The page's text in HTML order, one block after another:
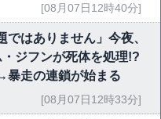
[08月07日12時40分]
ではありません」今夜、
ジフンが死体を処理!?
走の連鎖が始まる
[08月07日12時33分]